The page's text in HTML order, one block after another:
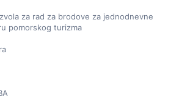
za rad za brodove za jednodnevne
pomorskog turizma